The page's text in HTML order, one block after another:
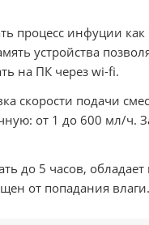
процесс инфуции как
устройства
на ПК через wi-fi.
скорости подачи
от 1 до 600 мл/ч.
до 5 часов,
от попадания влаги.